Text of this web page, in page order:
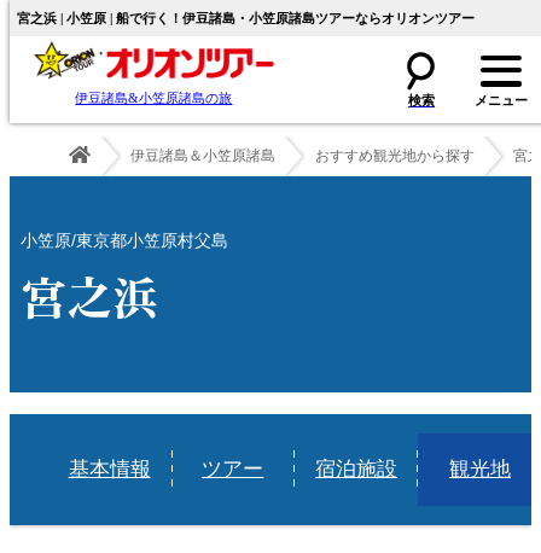
宮之浜 | 小笠原 | 船で行く！伊豆諸島・小笠原諸島ツアーならオリオンツアー
伊豆諸島&小笠原諸島の旅
伊豆諸島＆小笠原諸島 おすすめ観光地から探す 宮
小笠原/東京都小笠原村父島
宮之浜
基本情報 ツアー 宿泊施設 観光地